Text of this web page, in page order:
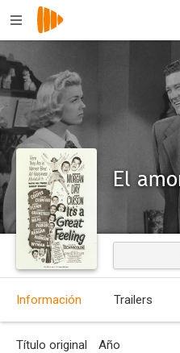
Información Trailers
Título original Año